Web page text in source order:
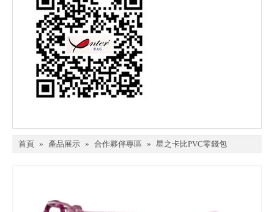
首頁 » 產品展示 » 合作夥伴專區 » 星之卡比PVC零錢包